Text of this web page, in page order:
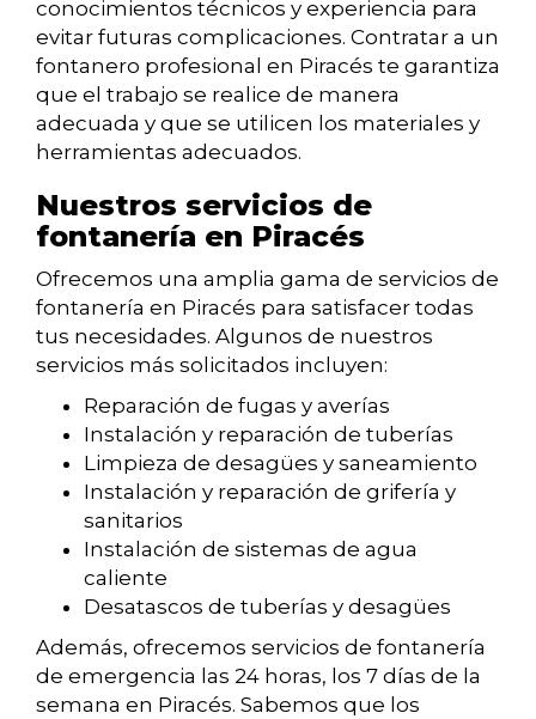
conocimientos técnicos y experiencia para
evitar futuras complicaciones. Contratar a un
fontanero profesional en Piracés te garantiza
que el trabajo se realice de manera
adecuada y que se utilicen los materiales y
herramientas adecuados.
Nuestros servicios de
fontanería en Piracés
Ofrecemos una amplia gama de servicios de
fontanería en Piracés para satisfacer todas
tus necesidades. Algunos de nuestros
servicios más solicitados incluyen:
Reparación de fugas y averías
Instalación y reparación de tuberías
Limpieza de desagües y saneamiento
Instalación y reparación de grifería y
sanitarios
Instalación de sistemas de agua
caliente
Desatascos de tuberías y desagües
Además, ofrecemos servicios de fontanería
de emergencia las 24 horas, los 7 días de la
semana en Piracés. Sabemos que los